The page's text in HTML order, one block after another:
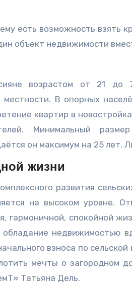
есть возможность взять
объект недвижимости
возрастом от 21 до
местности. В опорных
квартир в
Минимальный
он максимум на 25 лет.
жизни
развития
на высоком уровне.
гармоничной, спокойной
недвижимостью
взноса по
мечты о загородном
Татьяна Дель.